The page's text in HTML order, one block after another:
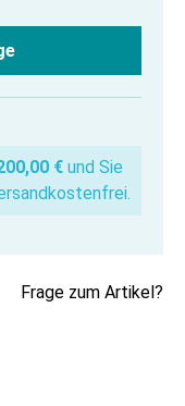
€ und Sie
Frage zum Artikel?